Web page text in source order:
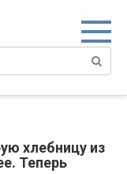
хлебницу из
Теперь